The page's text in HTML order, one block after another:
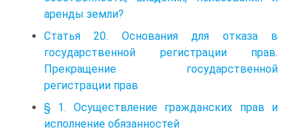
аренды земли?
Статья 20. Основания для отказа в
государственной регистрации прав.
Прекращение государственной
регистрации прав
§ 1. Осуществление гражданских прав и
исполнение обязанностей